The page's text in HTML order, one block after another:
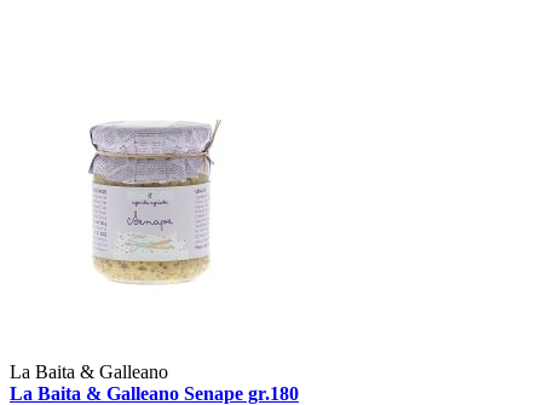
La Baita & Galleano
La Baita & Galleano Senape gr.180